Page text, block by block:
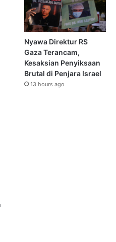
Nyawa Direktur RS
Gaza Terancam,
Kesaksian Penyiksaan
Brutal di Penjara Israel
13 hours ago